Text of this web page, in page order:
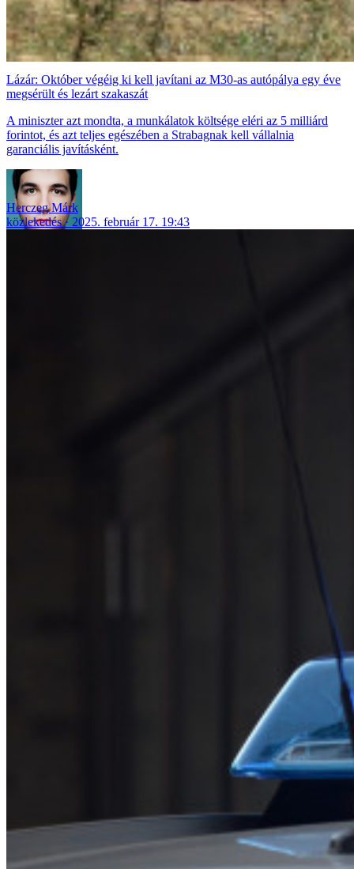
Lázár: Október végéig ki kell javítani az M30-as autópálya egy éve
megsérült és lezárt szakaszát
A miniszter azt mondta, a munkálatok költsége eléri az 5 milliárd
forintot, és azt teljes egészében a Strabagnak kell vállalnia
garanciális javításként.
Herczeg Márk
közlekedés
2025. február 17. 19:43